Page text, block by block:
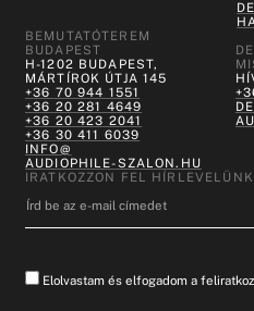
BEMUTATÓTEREM
BUDAPEST
H-1202 BUDAPEST,
MÁRTÍROK ÚTJA 145
+36 70 944 1551
+36 20 281 4649
+36 20 423 2041
+36 30 411 6039
INFO@
AUDIOPHILE-SZALON.HU
IRATKOZZON FEL
Elolvastam és elfogadom a